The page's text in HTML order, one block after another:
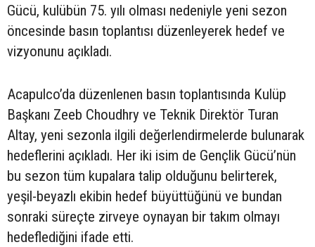
Gücü, kulübün 75. yılı olması nedeniyle yeni sezon
öncesinde basın toplantısı düzenleyerek hedef ve
vizyonunu açıkladı.
Acapulco’da düzenlenen basın toplantısında Kulüp
Başkanı Zeeb Choudhry ve Teknik Direktör Turan
Altay, yeni sezonla ilgili değerlendirmelerde bulunarak
hedeflerini açıkladı. Her iki isim de Gençlik Gücü’nün
bu sezon tüm kupalara talip olduğunu belirterek,
yeşil-beyazlı ekibin hedef büyüttüğünü ve bundan
sonraki süreçte zirveye oynayan bir takım olmayı
hedeflediğini ifade etti.